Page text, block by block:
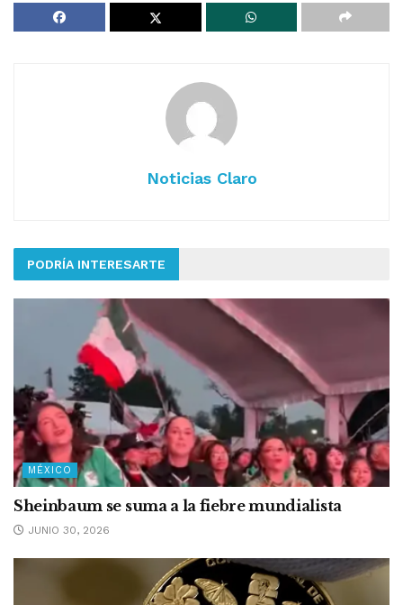
Noticias Claro
PODRÍA INTERESARTE
MÉXICO
Sheinbaum se suma a la fiebre mundialista
JUNIO 30, 2026